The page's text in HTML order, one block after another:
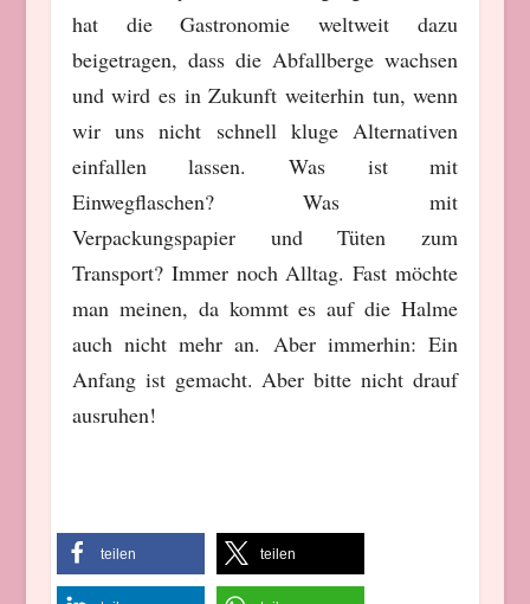
hat die Gastronomie weltweit dazu
beigetragen, dass die Abfallberge wachsen
und wird es in Zukunft weiterhin tun, wenn
wir uns nicht schnell kluge Alternativen
einfallen lassen. Was ist mit
Einwegflaschen? Was mit
Verpackungspapier und Tüten zum
Transport? Immer noch Alltag. Fast möchte
man meinen, da kommt es auf die Halme
auch nicht mehr an. Aber immerhin: Ein
Anfang ist gemacht. Aber bitte nicht drauf
ausruhen!
teilen teilen